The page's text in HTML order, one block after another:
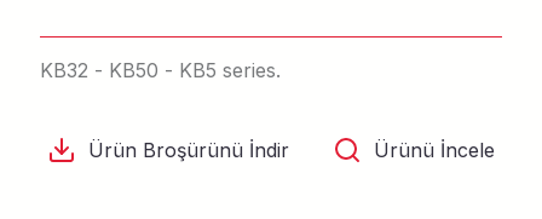
KB32 - KB50 - KB5 series.
Ürün Broşürünü İndir Ürünü İncele